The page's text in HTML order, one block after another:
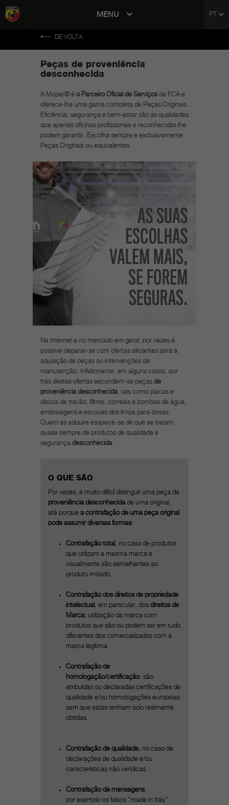
MENU PT
DE VOLTA
Peças de proveniência
desconhecida
A Mopar® é o Parceiro Oficial de Serviçosda FCA e
oferece-lhe uma gama completa de Peças Originais.
Eficiência, segurança e bem-estar são as qualidades
que apenas oficinas profissionais e reconhecidas lhe
podem garantir. Escolha sempre e exclusivamente
Peças Originais ou equivalentes.
Na Internet e no mercado em geral, por vezes é
possível deparar-se com ofertas aliciantes para a
aquisição de peças ou intervenções de
manutenção. Infelizmente, em alguns casos, por
trás destas ofertas escondem-se peças de
proveniência desconhecida, tais como placas e
discos de travão, filtros, correias e bombas de água,
embraiagens e escovas dos limpa para-brisas.
Quem as adquire esquece-se de que se tratam
quase sempre de produtos de qualidade e
segurança desconhecida.
O QUE SÃO
Por vezes, é muito difícil distinguir uma peça de
proveniência desconhecida de uma original,
até porque a contrafação de uma peça original
pode assumir diversas formas:
Contrafação total , no caso de produtos
que utilizam a mesma marca e
visualmente são semelhantes ao
produto imitado.
Contrafação dos direitos de propriedade
intelectual , em particular, dos direitos de
Marca: utilização da marca com
produtos que são ou podem ser em tudo
diferentes dos comercializados com a
marca legítima.
Contrafação de
homologação/certificação: são
atribuídas ou declaradas certificações de
qualidade e/ou homologações europeias
sem que estas tenham sido realmente
obtidas.
Contrafação de qualidade, no caso de
declarações de qualidade e/ou
características não verídicas.
Contrafação de mensagens,
por exemplo os falsos "made in Italy".